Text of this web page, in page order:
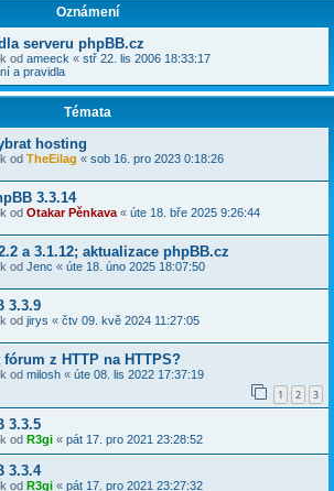
Oznámení
serveru phpBB.cz
od ameeck « stř 22. lis 2006 18:33:17
a pravidla
Témata
hosting
od TheEilag « sob 16. pro 2023 0:18:26
3.3.14
od Otakar Pěnkava « úte 18. bře 2025 9:26:44
a 3.1.12; aktualizace phpBB.cz
od Jenc « úte 18. úno 2025 18:07:50
3.3.9
od jirys « čtv 09. kvě 2024 11:27:05
z HTTP na HTTPS?
od milosh « úte 08. lis 2022 17:37:19
1 2 3
3.3.5
od R3gi « pát 17. pro 2021 23:28:52
3.3.4
od R3gi « pát 17. pro 2021 23:27:32